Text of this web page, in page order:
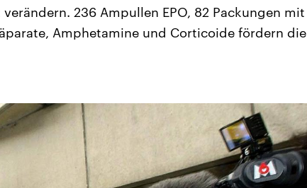
236 Ampullen EPO, 82 Packungen mit
Amphetamine und Corticoide fördern die